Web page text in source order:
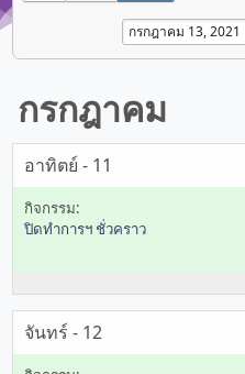
กรกฎาคม
อาทิตย์ - 11
ปิดทำการฯ ชั่วคราว
จันทร์ - 12